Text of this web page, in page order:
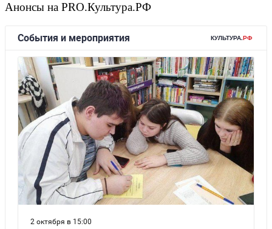
Анонсы на PRO.Культура.РФ